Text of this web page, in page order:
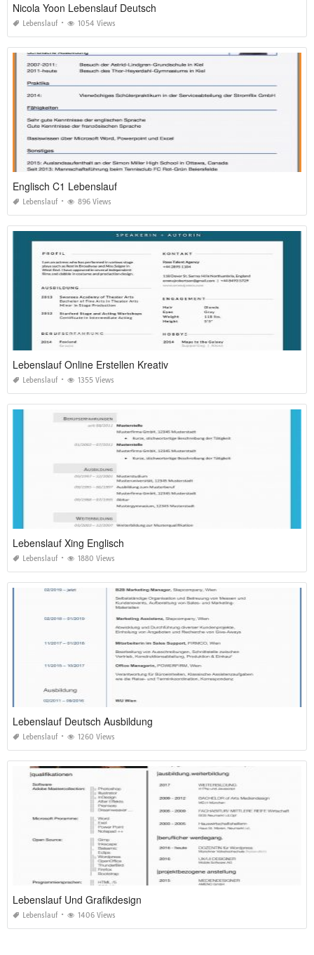
Nicola Yoon Lebenslauf Deutsch
Lebenslauf 1054 Views
Englisch C1 Lebenslauf
Lebenslauf 896 Views
Lebenslauf Online Erstellen Kreativ
Lebenslauf 1355 Views
Lebenslauf Xing Englisch
Lebenslauf 1880 Views
Lebenslauf Deutsch Ausbildung
Lebenslauf 1260 Views
Lebenslauf Und Grafikdesign
Lebenslauf 1406 Views